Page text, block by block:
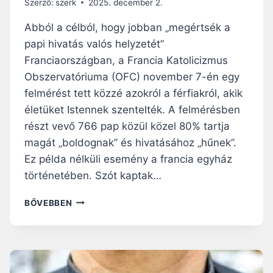
U
Á
N
A
Z
R
T
E
M
I
É
E
V
Szerző: szerk 2025. december 2.
Abból a célból, hogy jobban „megértsék a
papi hivatás valós helyzetét”
Franciaországban, a Francia Katolicizmus
Obszervatóriuma (OFC) november 7-én egy
felmérést tett közzé azokról a férfiakról, akik
életüket Istennek szentelték. A felmérésben
részt vevő 766 pap közül közel 80% tartja
magát „boldognak” és hivatásához „hűnek”.
Ez példa nélküli esemény a francia egyház
történetében. Szót kaptak…
BŐVEBBEN E
J
F